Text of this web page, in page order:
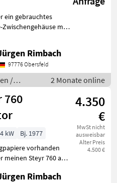
ein gebrauchtes
Zwischengehäuse mit
an. Es sollte auch für
8170 und
sein. An
Rimbach
97776 Obersfeld
/
2 Monate online
760
4.350
€
MwSt nicht
ausweisbar
Alter Preis
4.500 €
kW
Bj. 1977
vorhanden
meinen Steyr 760 an.
da
mal das alte
Rimbach